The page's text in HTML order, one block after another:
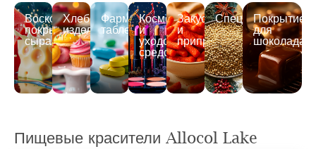
Восковое
покрытие
сыра
Хлебобулочные
изделия
Фармацевтические
таблетки
Косметические
и
уходовые
средства
Закуски
и
приправы
СпецииПокрытие
для
шоколада
Пищевые красители Allocol Lake